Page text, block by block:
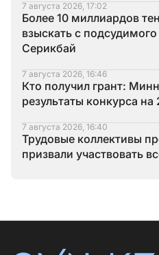
7 августа 2026, 17:02
Более 10 миллиардов
взыскать с
Серикбай
7 августа 2026, 16:46
Кто получил грант:
результаты конкурса
7 августа 2026, 16:40
Трудовые коллективы
призвали участвовать